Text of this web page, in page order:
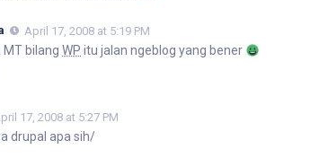
April 17, 2008 at 5:19 PM
bilang WP itu jalan ngeblog yang bener
17, 2008 at 5:27 PM
drupal apa sih/